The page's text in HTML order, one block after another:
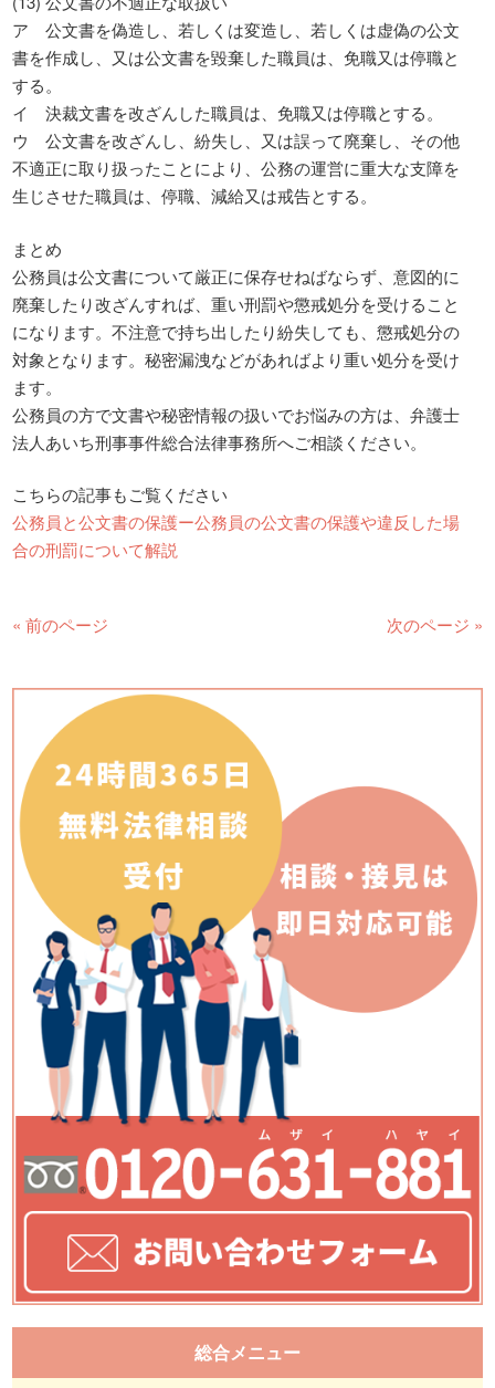
ア 公文書を偽造し、若しくは変造し、若しくは虚偽の公文
書を作成し、又は公文書を毀棄した職員は、免職又は停職と
する。
イ 決裁文書を改ざんした職員は、免職又は停職とする。
ウ 公文書を改ざんし、紛失し、又は誤って廃棄し、その他
不適正に取り扱ったことにより、公務の運営に重大な支障を
生じさせた職員は、停職、減給又は戒告とする。
まとめ
公務員は公文書について厳正に保存せねばならず、意図的に
廃棄したり改ざんすれば、重い刑罰や懲戒処分を受けること
になります。不注意で持ち出したり紛失しても、懲戒処分の
対象となります。秘密漏洩などがあればより重い処分を受け
ます。
公務員の方で文書や秘密情報の扱いでお悩みの方は、弁護士
法人あいち刑事事件総合法律事務所へご相談ください。
こちらの記事もご覧ください
公務員と公文書の保護ー公務員の公文書の保護や違反した場
合の刑罰について解説
« 前のページ 次のページ »
総合メニュー